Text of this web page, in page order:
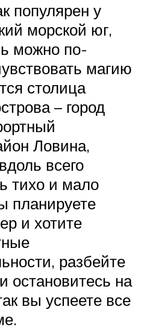
популярен у
морской юг,
можно по-
магию
столица
– город
Ловина,
всего
тихо и мало
планируете
и хотите
разбейте
остановитесь на
вы успеете все